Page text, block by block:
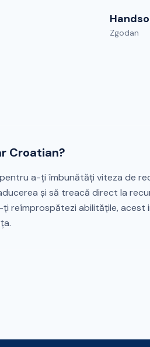
Zgodan
Croatian?
a-ți îmbunătăți viteza de
și să treacă direct la
reîmprospătezi abilitățile,